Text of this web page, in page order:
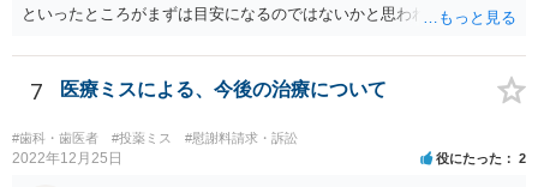
といったところがまずは目安になるのではないかと思われます。
7 医療ミスによる、今後の治療について
#歯科・歯医者 #投薬ミス #慰謝料請求・訴訟
2022年12月25日 役にたった 2